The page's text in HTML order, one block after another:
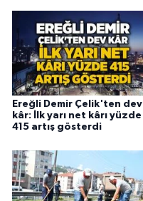
Ereğli Demir Çelik'ten dev
kâr: İlk yarı net kârı yüzde
415 artış gösterdi